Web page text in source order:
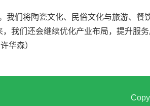
我们将陶瓷文化、民俗文化与旅游、餐
我们还会继续优化产业布局，提升服
华森）